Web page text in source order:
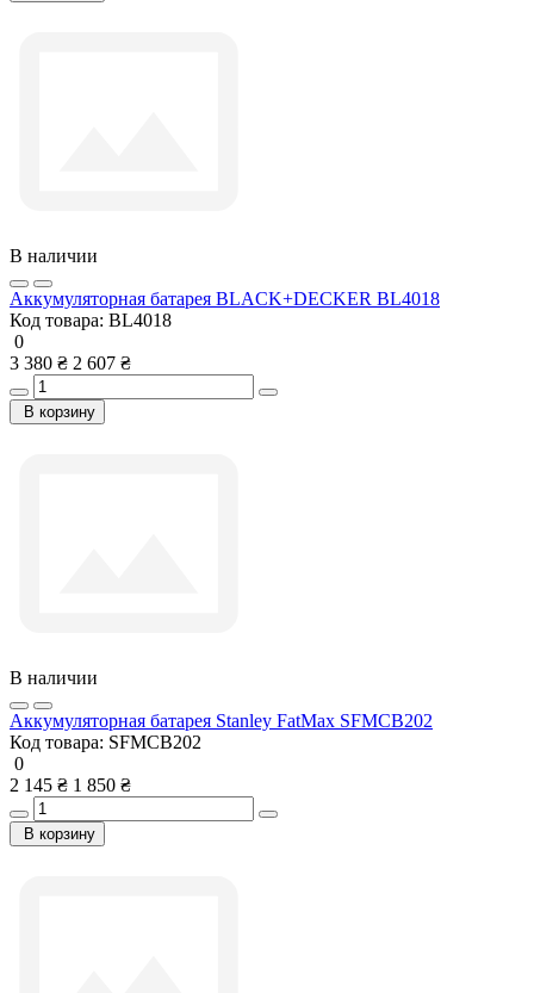
В наличии
Аккумуляторная батарея BLACK+DECKER BL4018
Код товара: BL4018
0
3 380 ₴ 2 607 ₴
В корзину
В наличии
Аккумуляторная батарея Stanley FatMax SFMCB202
Код товара: SFMCB202
0
2 145 ₴ 1 850 ₴
В корзину